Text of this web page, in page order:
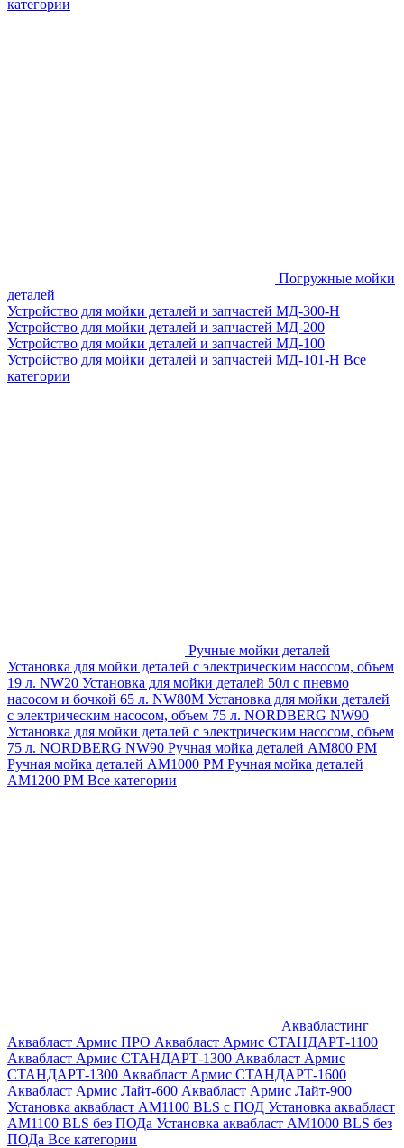
категории
Погружные мойки
деталей
Устройство для мойки деталей и запчастей МД-300-H
Устройство для мойки деталей и запчастей МД-200
Устройство для мойки деталей и запчастей МД-100
Устройство для мойки деталей и запчастей МД-101-Н Все
категории
Ручные мойки деталей
Установка для мойки деталей с электрическим насосом, объем
19 л. NW20 Установка для мойки деталей 50л с пневмо
насосом и бочкой 65 л. NW80M Установка для мойки деталей
с электрическим насосом, объем 75 л. NORDBERG NW90
Установка для мойки деталей с электрическим насосом, объем
75 л. NORDBERG NW90 Ручная мойка деталей АМ800 РМ
Ручная мойка деталей АМ1000 РМ Ручная мойка деталей
АМ1200 РМ Все категории
Аквабластинг
Аквабласт Армис ПРО Аквабласт Армис СТАНДАРТ-1100
Аквабласт Армис СТАНДАРТ-1300 Аквабласт Армис
СТАНДАРТ-1300 Аквабласт Армис СТАНДАРТ-1600
Аквабласт Армис Лайт-600 Аквабласт Армис Лайт-900
Установка аквабласт AM1100 BLS с ПОД Установка аквабласт
AM1100 BLS без ПОДа Установка аквабласт AM1000 BLS без
ПОДа Все категории